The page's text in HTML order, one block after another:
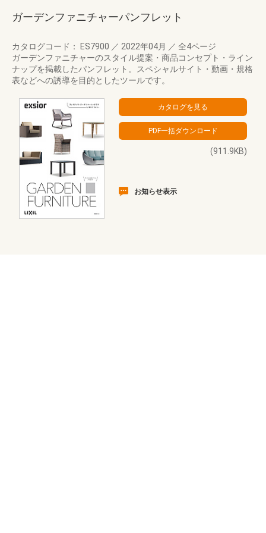
ガーデンファニチャーパンフレット
カタログコード： ES7900 ／ 2022年04月 ／ 全4ページ
ガーデンファニチャーのスタイル提案・商品コンセプト・ライン
ナップを掲載したパンフレット。スペシャルサイト・動画・規格
表などへの誘導を目的としたツールです。
(911.9KB)
お知らせ表示